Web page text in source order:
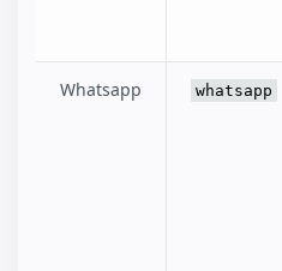
Whatsapp
whatsapp